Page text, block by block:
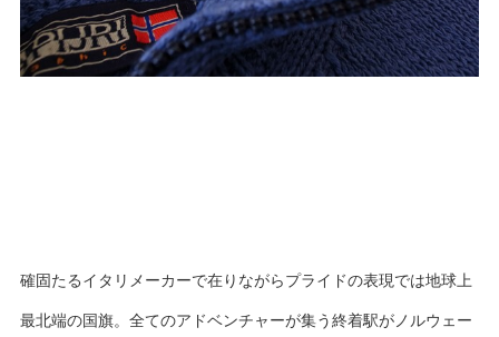
確固たるイタリメーカーで在りながらプライドの表現では地球上
最北端の国旗。全てのアドベンチャーが集う終着駅がノルウェー